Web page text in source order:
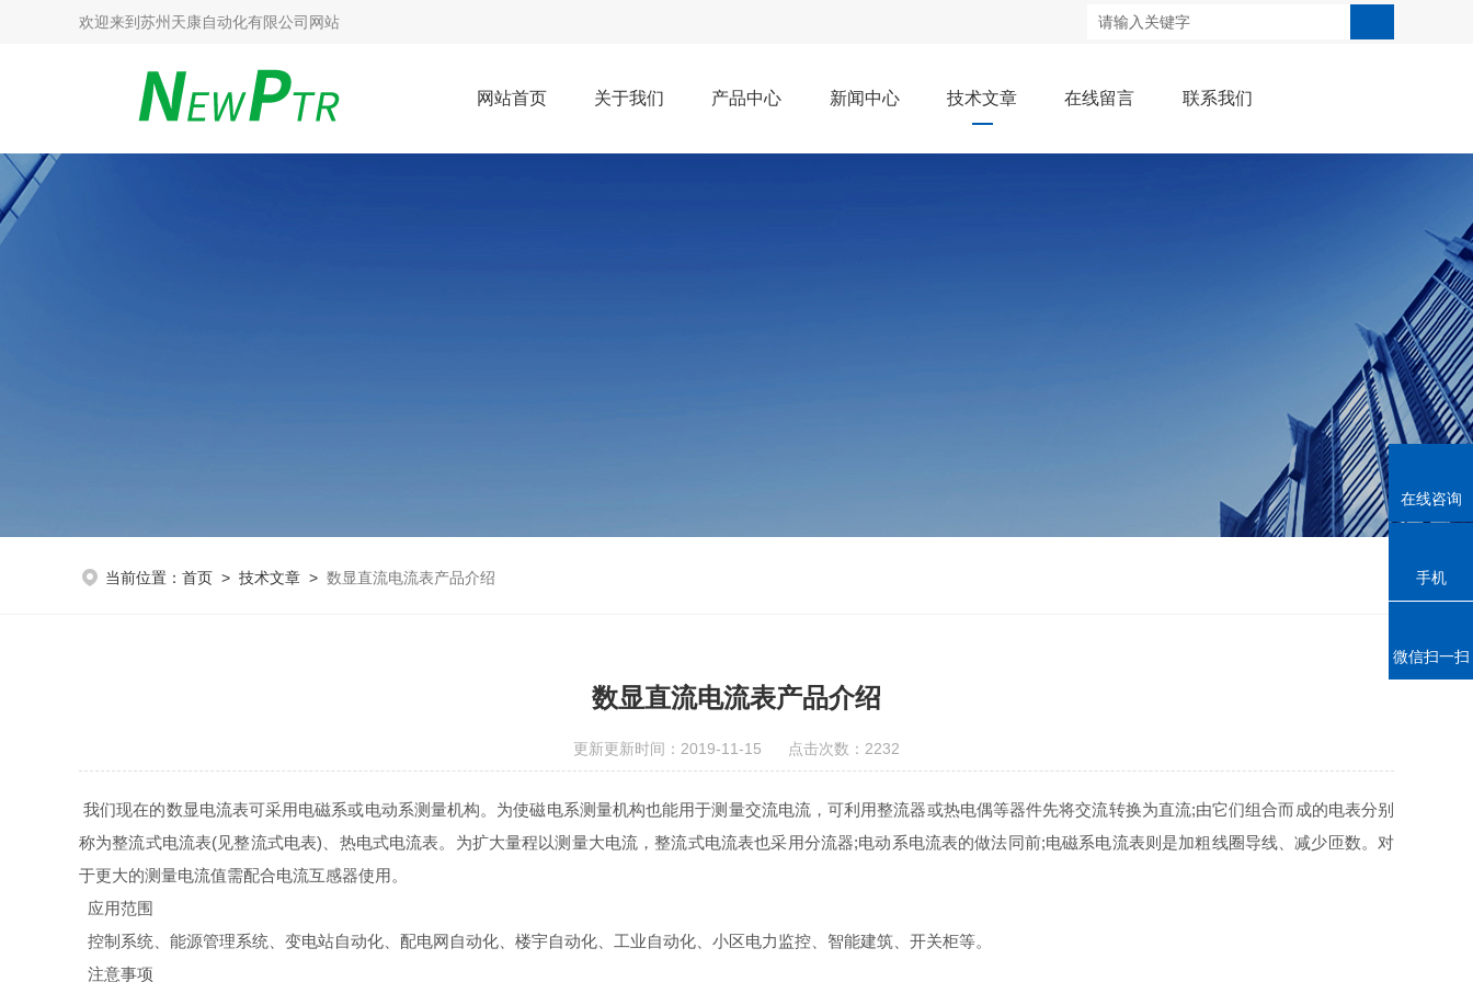
欢迎来到 苏州天康自动化有限公司网站
网站首页 关于我们 产品中心 新闻中心 技术文章 在线留言 联系我们
当前位置： 首页 > 技术文章 > 数显直流电流表产品介绍
数显直流电流表产品介绍
更新更新时间：2019-11-15 点击次数：2232
我们现在的数显电流表可采用电磁系或电动系测量机构。为使磁电系测量机构也能用于测量交流电流，可利用整流器或热电偶等器件先将交流转换为直流;由它们组合而成的电表分别
称为整流式电流表(见整流式电表)、热电式电流表。为扩大量程以测量大电流，整流式电流表也采用分流器;电动系电流表的做法同前;电磁系电流表则是加粗线圈导线、减少匝数。对
于更大的测量电流值需配合电流互感器使用。
应用范围
控制系统、能源管理系统、变电站自动化、配电网自动化、楼宇自动化、工业自动化、小区电力监控、智能建筑、开关柜等。
注意事项
在线咨询
手机
微信扫一扫